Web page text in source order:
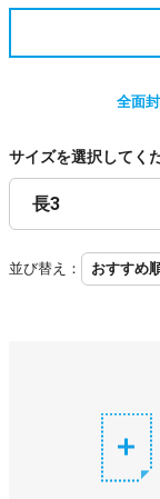
全面
サイズを選択してく
並び替え：